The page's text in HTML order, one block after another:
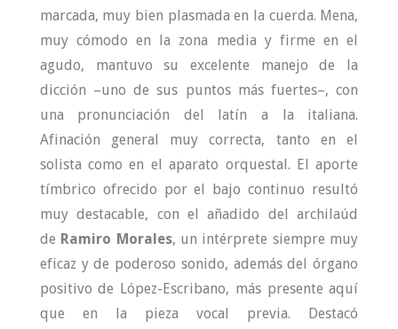
marcada, muy bien plasmada en la cuerda. Mena,
muy cómodo en la zona media y firme en el
agudo, mantuvo su excelente manejo de la
dicción –uno de sus puntos más fuertes–, con
una pronunciación del latín a la italiana.
Afinación general muy correcta, tanto en el
solista como en el aparato orquestal. El aporte
tímbrico ofrecido por el bajo continuo resultó
muy destacable, con el añadido del archilaúd
de Ramiro Morales, un intérprete siempre muy
eficaz y de poderoso sonido, además del órgano
positivo de López-Escribano, más presente aquí
que en la pieza vocal previa. Destacó